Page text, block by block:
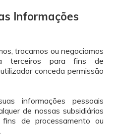
Informações
trocamos ou negociamos
terceiros para fins de
conceda permissão
informações pessoais
de nossas subsidiárias
de processamento ou